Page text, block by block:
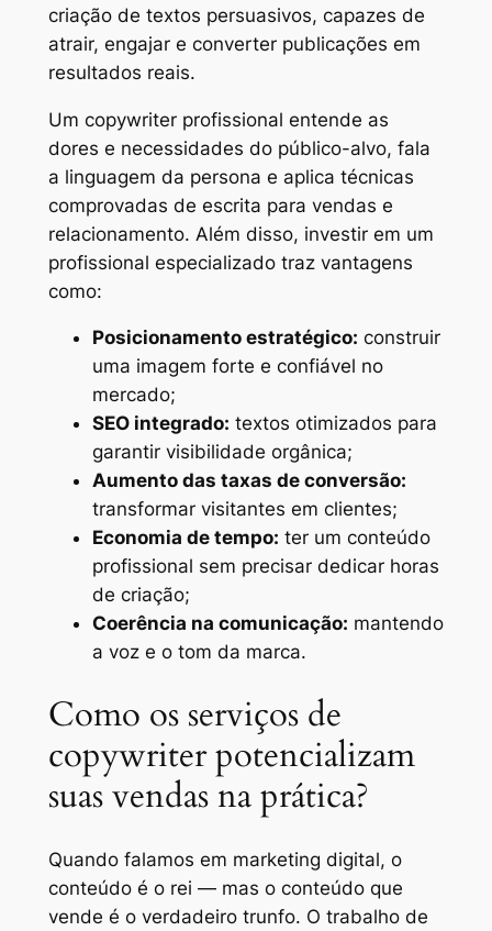
criação de textos persuasivos, capazes de
atrair, engajar e converter publicações em
resultados reais.
Um copywriter profissional entende as
dores e necessidades do público-alvo, fala
a linguagem da persona e aplica técnicas
comprovadas de escrita para vendas e
relacionamento. Além disso, investir em um
profissional especializado traz vantagens
como:
Posicionamento estratégico: construir
uma imagem forte e confiável no
mercado;
SEO integrado: textos otimizados para
garantir visibilidade orgânica;
Aumento das taxas de conversão:
transformar visitantes em clientes;
Economia de tempo: ter um conteúdo
profissional sem precisar dedicar horas
de criação;
Coerência na comunicação: mantendo
a voz e o tom da marca.
Como os serviços de
copywriter potencializam
suas vendas na prática?
Quando falamos em marketing digital, o
conteúdo é o rei — mas o conteúdo que
vende é o verdadeiro trunfo. O trabalho de